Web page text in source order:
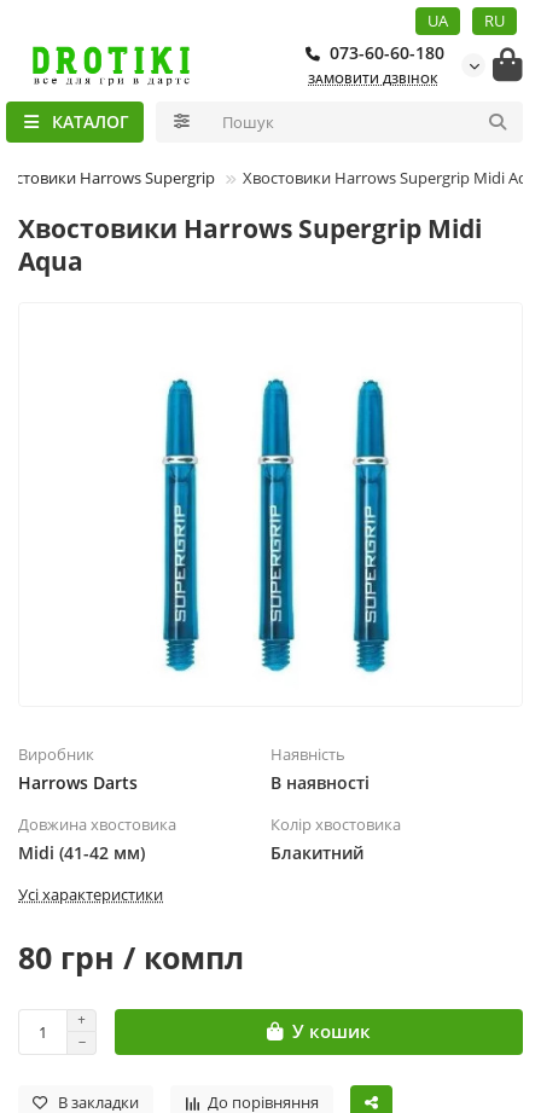
UA RU
073-60-60-180
ЗАМОВИТИ ДЗВІНОК
КАТАЛОГ
Harrows Supergrip Хвостовики Harrows Supergrip Midi
Хвостовики Harrows Supergrip Midi
Aqua
Виробник
Harrows Darts
Наявність
В наявності
Довжина хвостовика
Midi (41-42 мм)
Колір хвостовика
Блакитний
Усі характеристики
80 грн / компл
У кошик
В закладки До порівняння